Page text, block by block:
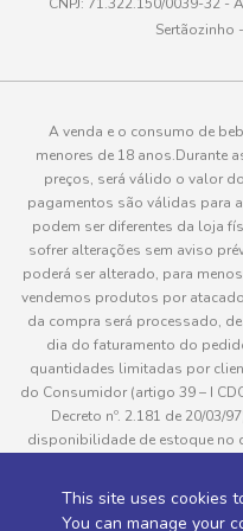
This site uses cookies
You can manage your
Sertãozinho
A venda e o consumo de
menores de 18 anos.Durante
preços, será válido o valor
pagamentos são válidas para
podem ser diferentes da loja
sofrer alterações sem aviso
poderá ser alterado, para
vendemos produtos por
da compra será processado,
dia do faturamento do
quantidades limitadas por
do Consumidor (artigo 39 – I
Decreto nº. 2.181 de 20/03/
disponibilidade de estoque no
pedido do cliente, este não